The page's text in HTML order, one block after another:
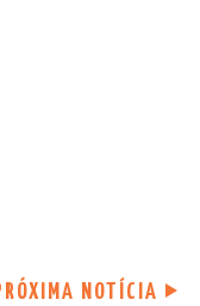
NOTÍCIA